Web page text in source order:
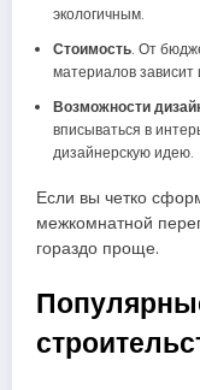
экологичным.
Стоимость. От
материалов
Возможности
вписываться в
дизайнерскую идею.
Если вы четко
межкомнатной
гораздо проще.